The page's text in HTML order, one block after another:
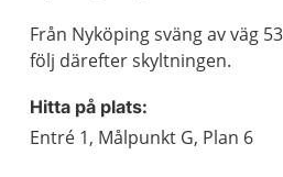
Från Nyköping sväng av väg
följ därefter skyltningen.
Hitta på plats:
Entré 1, Målpunkt G, Plan 6